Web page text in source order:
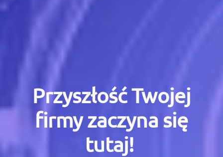
Przyszłość Twojej
firmy zaczyna się
tutaj!